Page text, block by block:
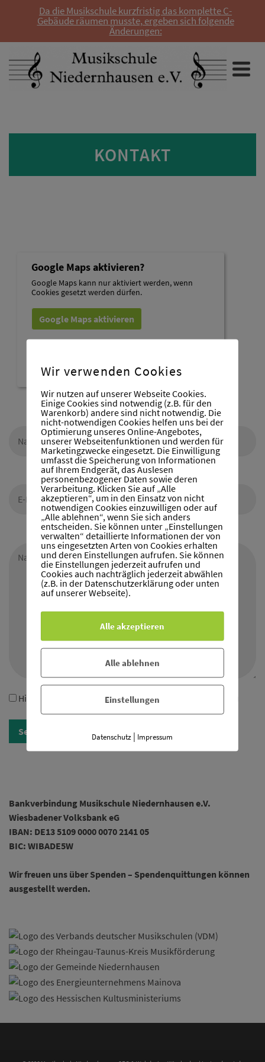
Da die Musikschule kurzfristig das komplette C-
Gebäude räumen musste, ergeben sich folgende
Änderungen:
KONTAKT
Google Maps aktivieren?
Google Maps kann nur aktiviert werden, wenn
Cookies gesetzt werden dürfen.
Google Maps aktivieren
Google: hier
Hiermit stimmen Sie denDatenschutzbestimmungen
Bankverbindung Musikschule Niedernhausen e.V.
Wiesbadener Volksbank eG
IBAN: DE13 5109 0000 0070 2141 05
BIC: WIBADE5W
Wir freuen uns über Spenden – Spendenquittungen können
ausgestellt werden.
Wir verwenden Cookies
Wir nutzen auf unserer Webseite Cookies.
Einige Cookies sind notwendig (z.B. für den
Warenkorb) andere sind nicht notwendig. Die
nicht-notwendigen Cookies helfen uns bei der
Optimierung unseres Online-Angebotes,
unserer Webseitenfunktionen und werden für
Marketingzwecke eingesetzt. Die Einwilligung
umfasst die Speicherung von Informationen
auf Ihrem Endgerät, das Auslesen
personenbezogener Daten sowie deren
Verarbeitung. Klicken Sie auf „Alle
akzeptieren“, um in den Einsatz von nicht
notwendigen Cookies einzuwilligen oder auf
„Alle ablehnen“, wenn Sie sich anders
entscheiden. Sie können unter „Einstellungen
verwalten“ detaillierte Informationen der von
uns eingesetzten Arten von Cookies erhalten
und deren Einstellungen aufrufen. Sie können
die Einstellungen jederzeit aufrufen und
Cookies auch nachträglich jederzeit abwählen
(z.B. in der Datenschutzerklärung oder unten
auf unserer Webseite).
Alle akzeptieren
Alle ablehnen
Einstellungen
Datenschutz | Impressum